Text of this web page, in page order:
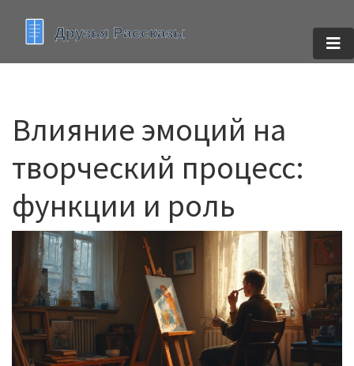
Влияние эмоций на
творческий процесс:
функции и роль